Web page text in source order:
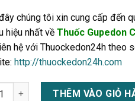
chúng tôi xin cung cấp đến
hiệu nhất về Thuốc Gupedon
hệ với Thuockedon24h theo
http://thuockedon24h.com
Gupedon Cap mua ở đâu, giá
THÊM VÀO GIỎ